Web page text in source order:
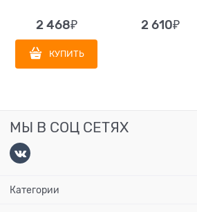
2 468₽
КУПИТЬ
2 610₽
МЫ В СОЦ СЕТЯХ
Категории